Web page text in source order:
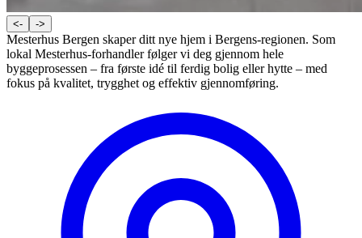
<- ->
Mesterhus Bergen skaper ditt nye hjem i Bergens-regionen. Som
lokal Mesterhus-forhandler følger vi deg gjennom hele
byggeprosessen – fra første idé til ferdig bolig eller hytte – med
fokus på kvalitet, trygghet og effektiv gjennomføring.